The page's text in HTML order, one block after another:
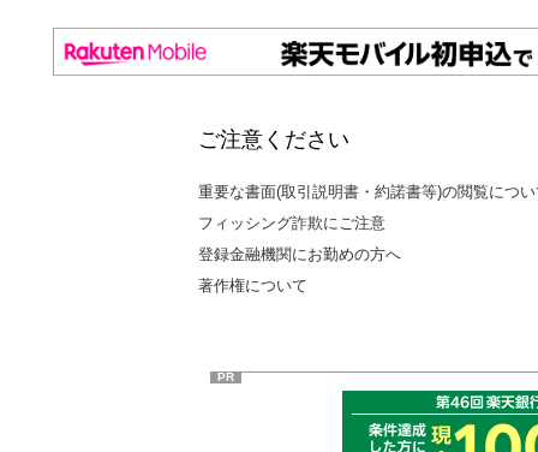
ご注意ください
重要な書面(取引説明書・約諾書等)の閲覧につ
フィッシング詐欺にご注意
登録金融機関にお勤めの方へ
著作権について
PR